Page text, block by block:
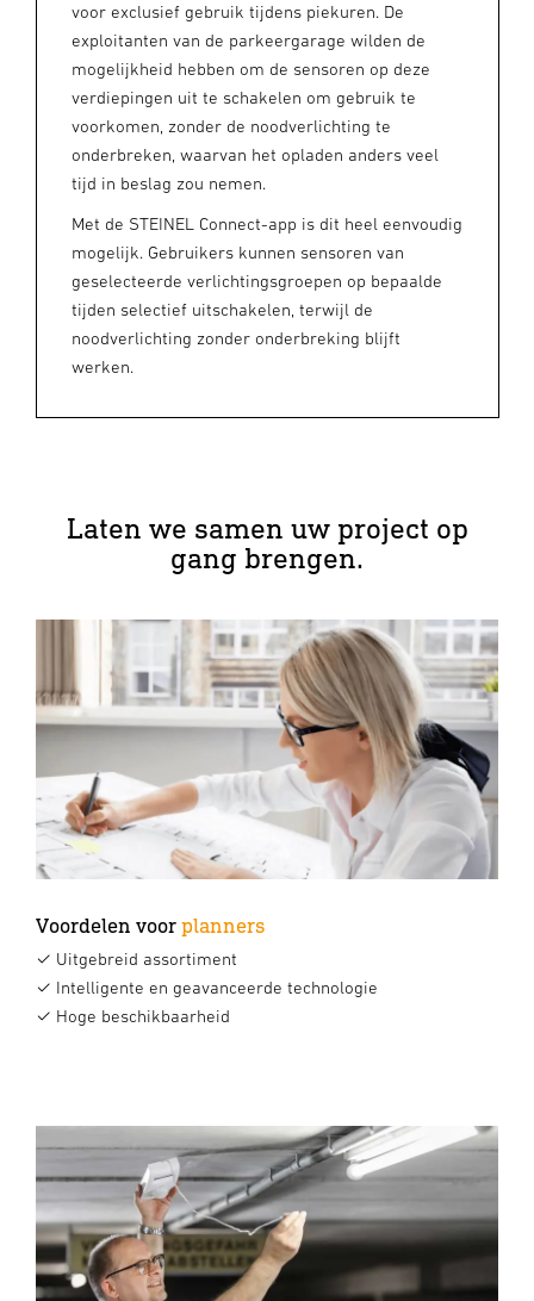
voor exclusief gebruik tijdens piekuren. De
exploitanten van de parkeergarage wilden de
mogelijkheid hebben om de sensoren op deze
verdiepingen uit te schakelen om gebruik te
voorkomen, zonder de noodverlichting te
onderbreken, waarvan het opladen anders veel
tijd in beslag zou nemen.
Met de STEINEL Connect-app is dit heel eenvoudig
mogelijk. Gebruikers kunnen sensoren van
geselecteerde verlichtingsgroepen op bepaalde
tijden selectief uitschakelen, terwijl de
noodverlichting zonder onderbreking blijft
werken.
Laten we samen uw project op
gang brengen.
Voordelen voorplanners
✓ Uitgebreid assortiment
✓ Intelligente en geavanceerde technologie
✓ Hoge beschikbaarheid